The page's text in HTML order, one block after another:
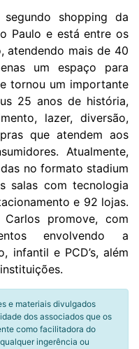
shopping da
Paulo e está entre os
atendendo mais de 40
um espaço para
tornou um importante
25 anos de história,
lazer, diversão,
que atendem aos
Atualmente,
no formato stadium
salas com tecnologia
e 92 lojas.
promove, com
envolvendo a
infantil e PCD’s, além
e materiais divulgados
dos associados que os
como facilitadora do
ingerência ou